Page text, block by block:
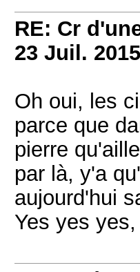
RE: Cr
23 Juil. 2015
Oh oui, les
parce que
pierre
par là, y'a
aujourd'hui
Yes yes